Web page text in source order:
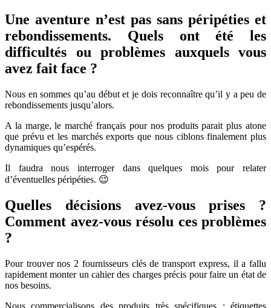
Une aventure n’est pas sans péripéties et
rebondissements. Quels ont été les
difficultés ou problèmes auxquels vous
avez fait face ?
Nous en sommes qu’au début et je dois reconnaître qu’il y a peu de
rebondissements jusqu’alors.
A la marge, le marché français pour nos produits parait plus atone
que prévu et les marchés exports que nous ciblons finalement plus
dynamiques qu’espérés.
Il faudra nous interroger dans quelques mois pour relater
d’éventuelles péripéties. 😉
Quelles décisions avez-vous prises ?
Comment avez-vous résolu ces problèmes
?
Pour trouver nos 2 fournisseurs clés de transport express, il a fallu
rapidement monter un cahier des charges précis pour faire un état de
nos besoins.
Nous commercialisons des produits très spécifiques : étiquettes